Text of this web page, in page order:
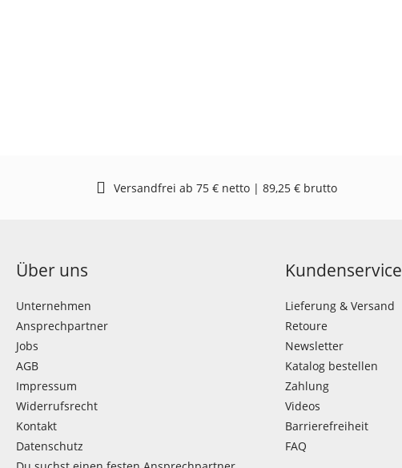
Versandfrei ab 75 € netto | 89,25 € brutto
Über uns
Unternehmen
Ansprechpartner
Jobs
AGB
Impressum
Widerrufsrecht
Kontakt
Datenschutz
Kundenservice
Lieferung & Versand
Retoure
Newsletter
Katalog bestellen
Zahlung
Videos
Barrierefreiheit
FAQ